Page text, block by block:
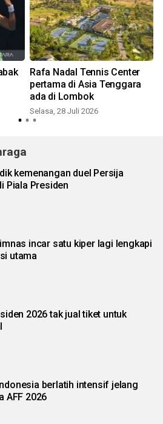
Rafa Nadal Tennis Center
pertama di Asia Tenggara
ada di Lombok
Selasa, 28 Juli 2026
kemenangan duel Persija
Piala Presiden
incar satu kiper lagi lengkapi
utama
2026 tak jual tiket untuk
berlatih intensif jelang
AFF 2026